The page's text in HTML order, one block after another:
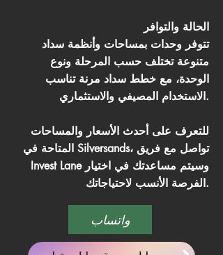
الحالة والتوافر
تتوفر وحدات بمساحات وأنظمة سداد
متنوعة تختلف حسب المرحلة ونوع
الوحدة، مع خطط سداد مرنة تناسب
الاستخدام المصيفي والاستثماري.
للتعرف على أحدث الأسعار والمساحات
المتاحة في Silversands، تواصل مع فريق
Invest Lane وسيتم مساعدتك في اختيار
الفرصة الأنسب لاحتياجاتك.
واتساب